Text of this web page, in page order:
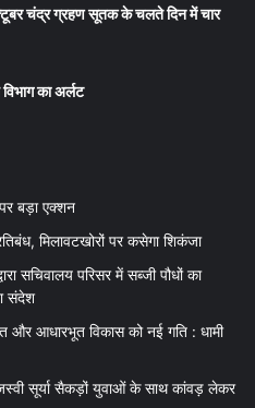
चंद्र ग्रहण सूतक के चलते दिन में चार
का अर्लट
बड़ा एक्शन
मिलावटखोरों पर कसेगा शिकंजा
सचिवालय परिसर में सब्जी पौधों का
संदेश
और आधारभूत विकास को नई गति : धामी
सूर्या सैकड़ों युवाओं के साथ कांवड़ लेकर